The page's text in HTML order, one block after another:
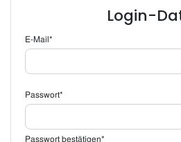
Login-
E-Mail*
Passwort*
Passwort bestätigen*